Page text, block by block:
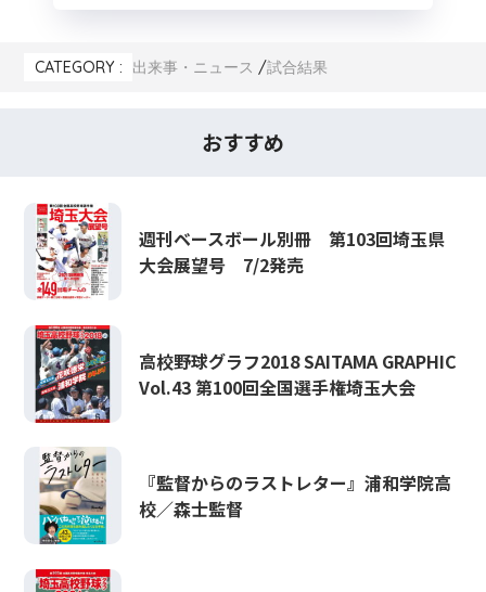
CATEGORY : 出来事・ニュース 試合結果
おすすめ
週刊ベースボール別冊 第103回埼玉県
大会展望号 7/2発売
高校野球グラフ2018 SAITAMA GRAPHIC
Vol.43 第100回全国選手権埼玉大会
『監督からのラストレター』浦和学院高
校／森士監督